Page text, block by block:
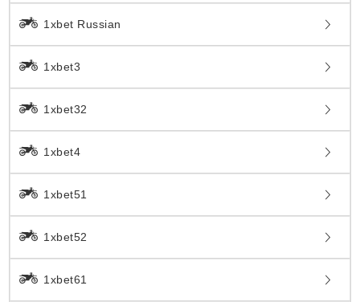
1xbet Russian
1xbet3
1xbet32
1xbet4
1xbet51
1xbet52
1xbet61